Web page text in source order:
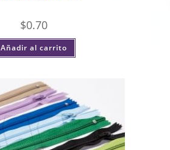
$0.70
Añadir al carrito